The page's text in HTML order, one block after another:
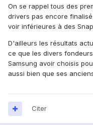
On se rappel tous des
drivers pas encore
voir inférieures à des
D'ailleurs les résultats
ce que les divers
Samsung avoir choisis
aussi bien que ses
Citer